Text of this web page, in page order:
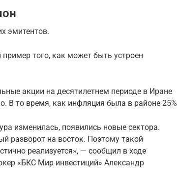
эмитентов.
того, как может быть устроен
акции на десятилетнем периоде в Иране
В то время, как инфляция была в районе 25%
изменилась, появились новые сектора.
разворот на восток. Поэтому такой
реализуется», — сообщил в ходе
«БКС Мир инвестиций» Александр